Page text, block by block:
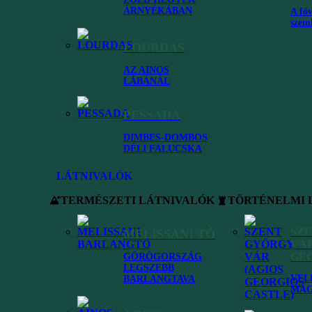
ÁRNYÉKÁBAN
LOURDAS
AZ AINOS
LÁBÁNÁL
PESSADA
DIMBES-DOMBOS
DÉLI FALUCSKA
A
LÁTNIVALÓK
TERMÉSZETI LÁTNIVALÓK
MELISSANI TÓ
GÖRÖGORSZÁG
LEGSZEBB
BARLANGTAVA
TÖRTÉNELMI
Antisamos beach Kefalónia szigetének talán legzöldebb
Xi beach